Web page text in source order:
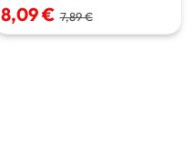
8,09 € 7,89 €